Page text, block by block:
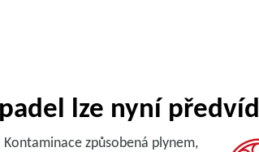
lze nyní
Kontaminace způsobená plynem,